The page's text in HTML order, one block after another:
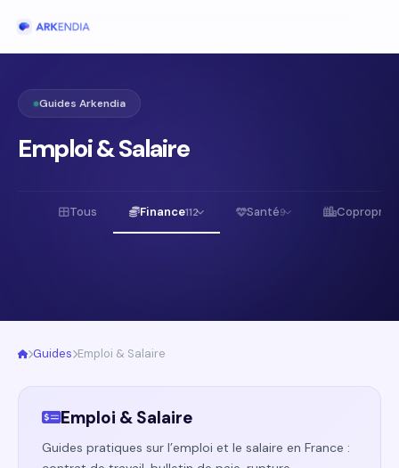
Guides Arkendia
Emploi & Salaire
Tous Finance112 Santé9
Guides Emploi & Salaire
Emploi & Salaire
Guides pratiques sur l’emploi et le salaire en France :